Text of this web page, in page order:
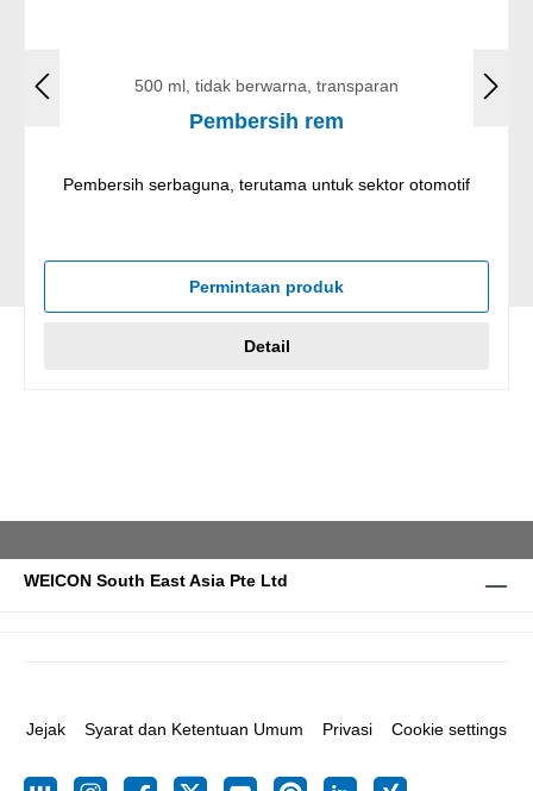
500 ml, tidak berwarna, transparan
Pembersih rem
Pembersih serbaguna, terutama untuk sektor otomotif
Permintaan produk
Detail
WEICON South East Asia Pte Ltd
Jejak Syarat dan Ketentuan Umum Privasi Cookie settings